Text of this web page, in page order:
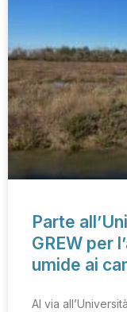
Parte
GREW per
umide ai
Al via